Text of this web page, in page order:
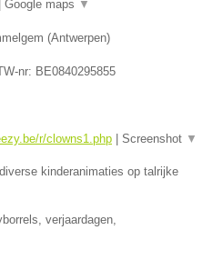
Google maps ▼
(Antwerpen)
nr: BE0840295855
r/clowns1.php Screenshot ▼
kinderanimaties op talrijke
verjaardagen,